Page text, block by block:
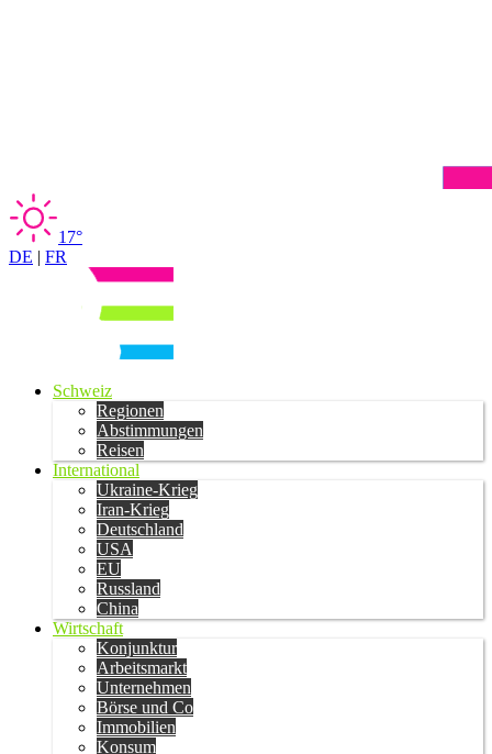
17°
DE | FR
Schweiz
Regionen
Abstimmungen
Reisen
International
Ukraine-Krieg
Iran-Krieg
Deutschland
USA
EU
Russland
China
Wirtschaft
Konjunktur
Arbeitsmarkt
Unternehmen
Börse und Co
Immobilien
Konsum